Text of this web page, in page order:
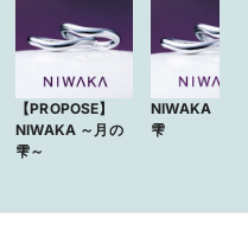
【PROPOSE】
NIWAKA ～月の
雫～
NIWAKA 月
雫